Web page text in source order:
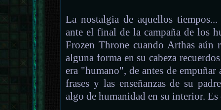
La nostalgia de aquellos
ante el final de la campaña de los
Frozen Throne cuando Arthas aún
alguna forma en su cabeza
era "humano", de antes de empuñar
frases y las enseñanzas de su
algo de humanidad en su interior. Es